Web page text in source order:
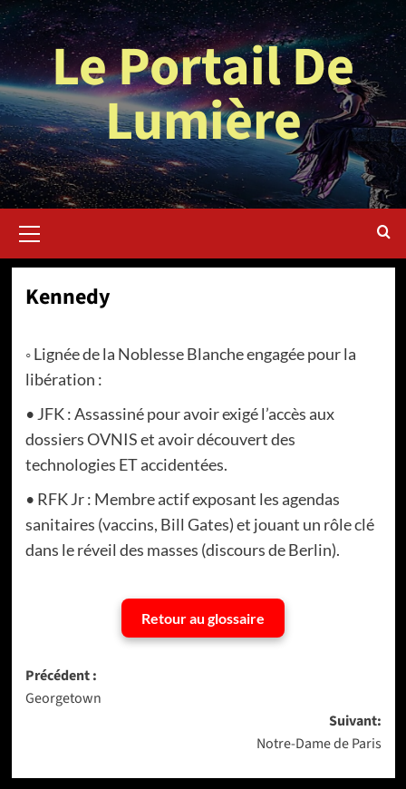
Aller
au
contenuLe Portail De
Lumière
principal
Kennedy
◦ Lignée de la Noblesse Blanche engagée pour la
libération :
• JFK : Assassiné pour avoir exigé l’accès aux
dossiers OVNIS et avoir découvert des
technologies ET accidentées.
• RFK Jr : Membre actif exposant les agendas
sanitaires (vaccins, Bill Gates) et jouant un rôle clé
dans le réveil des masses (discours de Berlin).
Retour au glossaire
Navigation
d’article
Précédent :
Georgetown
Suivant:
Notre-Dame de Paris